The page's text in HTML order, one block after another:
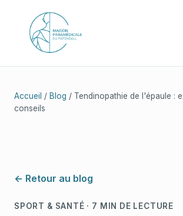
Accueil / Blog / Tendinopathie de l'épaule :
conseils
← Retour au blog
SPORT & SANTÉ · 7 MIN DE LECTURE